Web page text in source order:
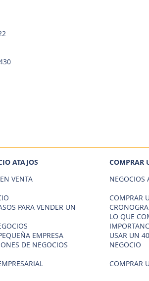
ATAJOS
VENTA
PARA VENDER UN
EMPRESA
DE NEGOCIOS
COMPRAR
NEGOCIOS
COMPRAR
LO QUE
USAR UN
NEGOCIO
COMPRAR